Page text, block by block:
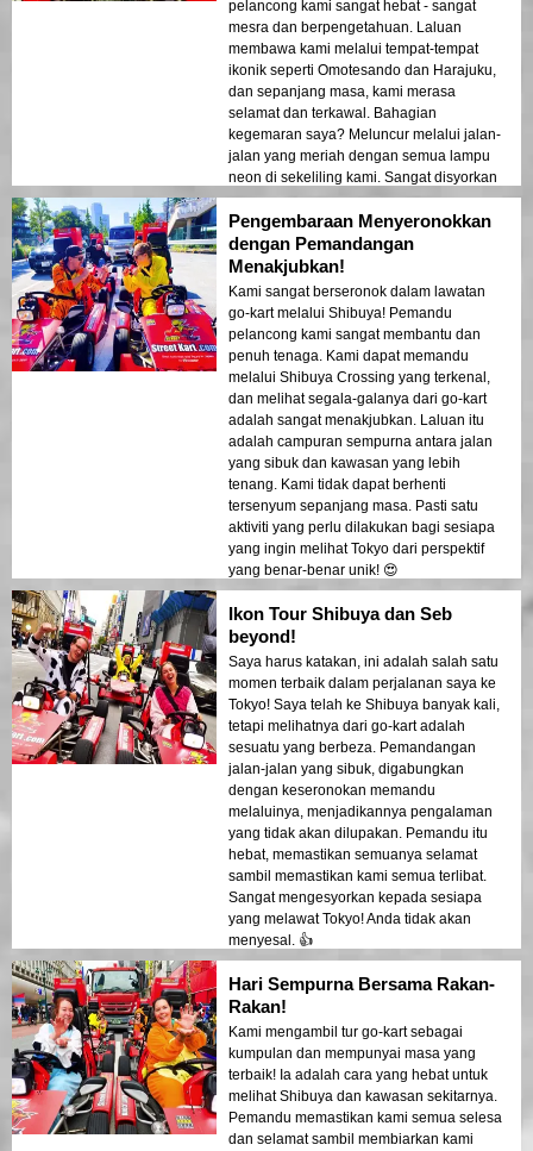
pelancong kami sangat hebat - sangat
mesra dan berpengetahuan. Laluan
membawa kami melalui tempat-tempat
ikonik seperti Omotesando dan Harajuku,
dan sepanjang masa, kami merasa
selamat dan terkawal. Bahagian
kegemaran saya? Meluncur melalui jalan-
jalan yang meriah dengan semua lampu
neon di sekeliling kami. Sangat disyorkan
jika anda berada di Tokyo! ⭐️⭐️⭐️⭐️⭐️
Pengembaraan Menyeronokkan
dengan Pemandangan
Menakjubkan!
Kami sangat berseronok dalam lawatan
go-kart melalui Shibuya! Pemandu
pelancong kami sangat membantu dan
penuh tenaga. Kami dapat memandu
melalui Shibuya Crossing yang terkenal,
dan melihat segala-galanya dari go-kart
adalah sangat menakjubkan. Laluan itu
adalah campuran sempurna antara jalan
yang sibuk dan kawasan yang lebih
tenang. Kami tidak dapat berhenti
tersenyum sepanjang masa. Pasti satu
aktiviti yang perlu dilakukan bagi sesiapa
yang ingin melihat Tokyo dari perspektif
yang benar-benar unik! 😍
Ikon Tour Shibuya dan Seb
beyond!
Saya harus katakan, ini adalah salah satu
momen terbaik dalam perjalanan saya ke
Tokyo! Saya telah ke Shibuya banyak kali,
tetapi melihatnya dari go-kart adalah
sesuatu yang berbeza. Pemandangan
jalan-jalan yang sibuk, digabungkan
dengan keseronokan memandu
melaluinya, menjadikannya pengalaman
yang tidak akan dilupakan. Pemandu itu
hebat, memastikan semuanya selamat
sambil memastikan kami semua terlibat.
Sangat mengesyorkan kepada sesiapa
yang melawat Tokyo! Anda tidak akan
menyesal. 👍
Hari Sempurna Bersama Rakan-
Rakan!
Kami mengambil tur go-kart sebagai
kumpulan dan mempunyai masa yang
terbaik! Ia adalah cara yang hebat untuk
melihat Shibuya dan kawasan sekitarnya.
Pemandu memastikan kami semua selesa
dan selamat sambil membiarkan kami